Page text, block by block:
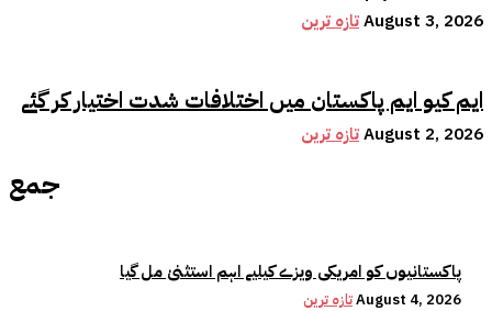
تازہ ترینAugust 3, 2026
ایم کیو ایم پاکستان میں اختلافات شدت اختیار کر گئے
تازہ ترینAugust 2, 2026
جمع
پاکستانیوں کو امریکی ویزے کیلیے اہم استثنیٰ مل گیا
تازہ ترینAugust 4, 2026